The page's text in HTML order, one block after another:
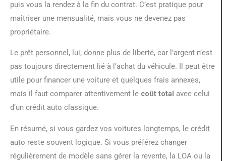
puis vous la rendez à la fin du contrat. C’est pratique pour
maîtriser une mensualité, mais vous ne devenez pas
propriétaire.
Le prêt personnel, lui, donne plus de liberté, car l’argent n’est
pas toujours directement lié à l’achat du véhicule. Il peut être
utile pour financer une voiture et quelques frais annexes,
mais il faut comparer attentivement le coût total avec celui
d’un crédit auto classique.
En résumé, si vous gardez vos voitures longtemps, le crédit
auto reste souvent logique. Si vous préférez changer
régulièrement de modèle sans gérer la revente, la LOA ou la